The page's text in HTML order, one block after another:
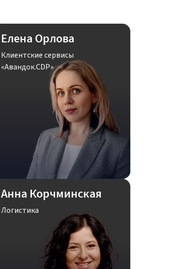
Елена Орлова
Клиентские сервисы
«Авандок.CDP»
Анна Корчминская
Логистика